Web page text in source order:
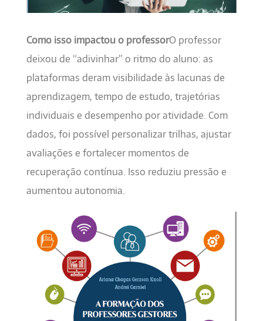
Como isso impactou o professorO professor
deixou de “adivinhar” o ritmo do aluno: as
plataformas deram visibilidade às lacunas de
aprendizagem, tempo de estudo, trajetórias
individuais e desempenho por atividade. Com
dados, foi possível personalizar trilhas, ajustar
avaliações e fortalecer momentos de
recuperação contínua. Isso reduziu pressão e
aumentou autonomia.
imagem_6.png